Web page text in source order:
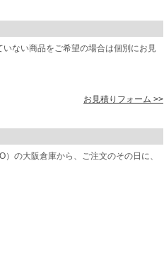
ない商品をご希望の場合は個別にお見
お見積りフォーム >>
の大阪倉庫から、ご注文のその日に、